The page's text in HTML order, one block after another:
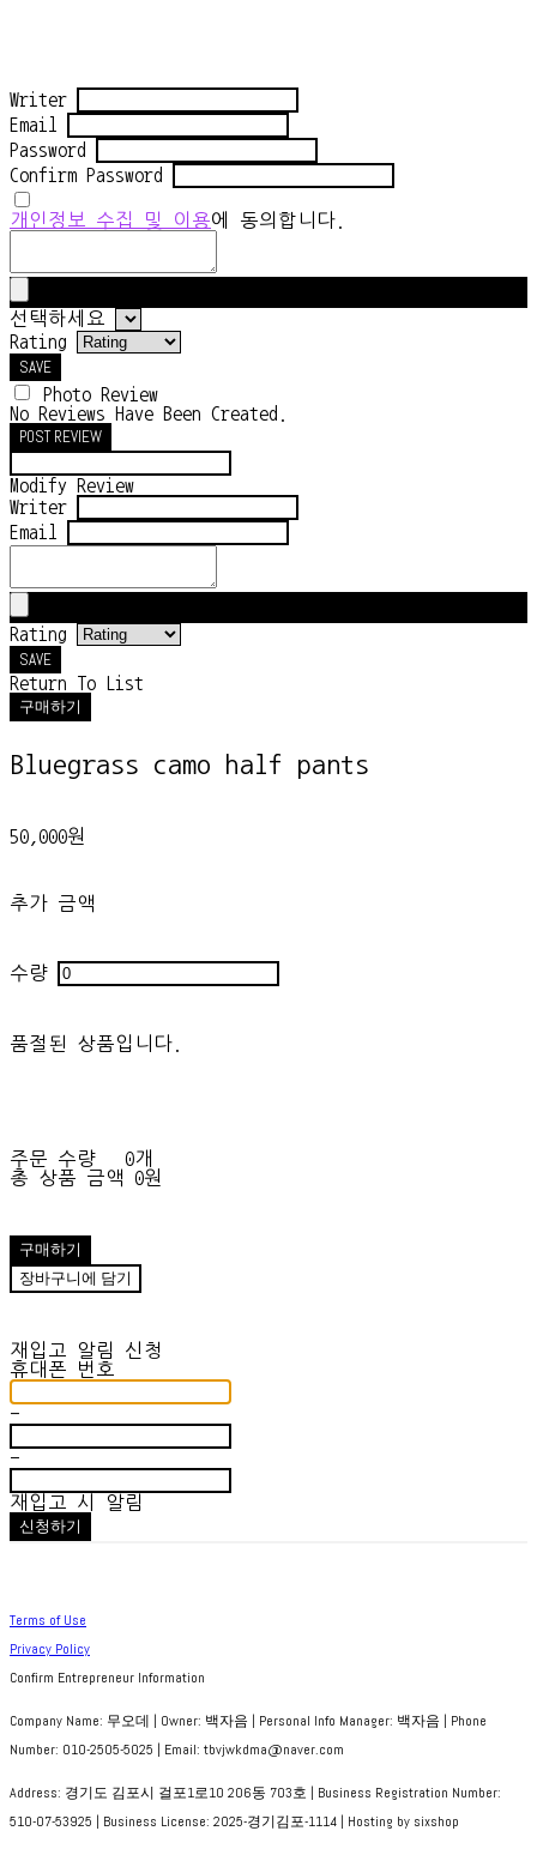
Writer
Email
Password
Confirm Password
개인정보 수집 및 이용에 동의합니다.
선택하세요
Rating
SAVE
Photo Review
No Reviews Have Been Created.
POST REVIEW
Modify Review
Writer
Email
Rating
SAVE
Return To List
구매하기
Bluegrass camo half pants
50,000원
추가 금액
수량
품절된 상품입니다.
주문 수량
0개
총 상품 금액
0원
구매하기
장바구니에 담기
재입고 알림 신청
휴대폰 번호
-
-
재입고 시 알림
신청하기
Terms of Use
Privacy Policy
Confirm Entrepreneur Information
Company Name: 무오데 | Owner: 백자음 | Personal Info Manager: 백자음 | Phone
Number: 010-2505-5025 | Email: tbvjwkdma@naver.com
Address: 경기도 김포시 걸포1로10 206동 703호 | Business Registration Number:
510-07-53925 | Business License: 2025-경기김포-1114 | Hosting by sixshop